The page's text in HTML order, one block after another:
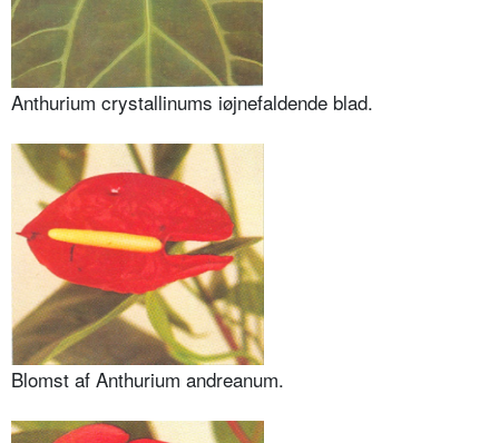
Anthurium crystallinums iøjnefaldende blad.
Blomst af Anthurium andreanum.